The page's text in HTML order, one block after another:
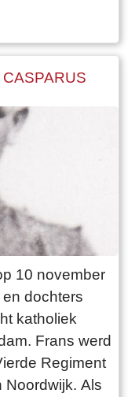
altijd flink te
10 november
dochters
katholiek
Frans werd
Regiment
Noordwijk. Als